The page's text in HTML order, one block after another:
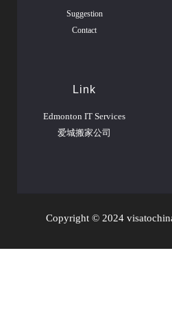
Suggestion
Contact
Link
Edmonton IT Services
爱城搬家公司
Copyright © 2024